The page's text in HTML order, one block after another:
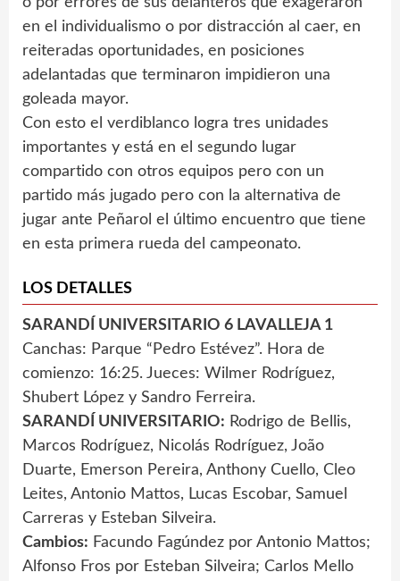
en el individualismo o por distracción al caer, en
reiteradas oportunidades, en posiciones
adelantadas que terminaron impidieron una
goleada mayor.
Con esto el verdiblanco logra tres unidades
importantes y está en el segundo lugar
compartido con otros equipos pero con un
partido más jugado pero con la alternativa de
jugar ante Peñarol el último encuentro que tiene
en esta primera rueda del campeonato.
LOS DETALLES
SARANDÍ UNIVERSITARIO 6 LAVALLEJA 1
Canchas: Parque “Pedro Estévez”. Hora de
comienzo: 16:25. Jueces: Wilmer Rodríguez,
Shubert López y Sandro Ferreira.
SARANDÍ UNIVERSITARIO: Rodrigo de Bellis,
Marcos Rodríguez, Nicolás Rodríguez, João
Duarte, Emerson Pereira, Anthony Cuello, Cleo
Leites, Antonio Mattos, Lucas Escobar, Samuel
Carreras y Esteban Silveira.
Cambios: Facundo Fagúndez por Antonio Mattos;
Alfonso Fros por Esteban Silveira; Carlos Mello